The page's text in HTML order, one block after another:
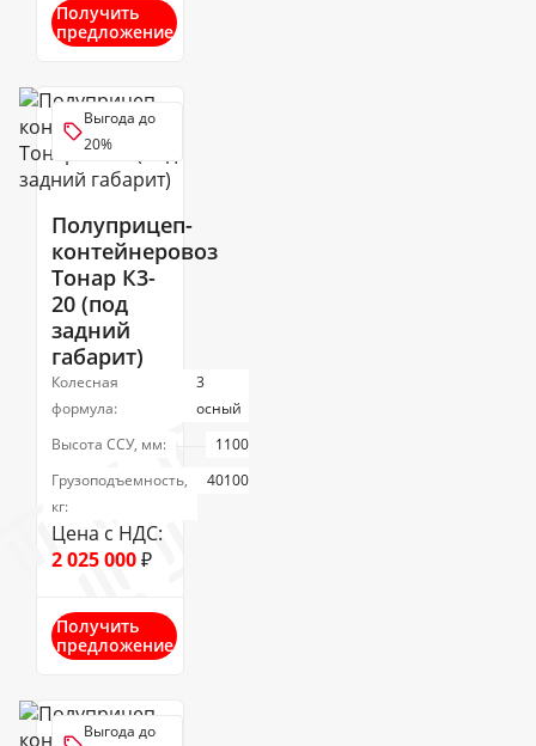
Получить
предложение
Выгода до
20%
Полуприцеп-
контейнеровоз
Тонар К3-
20 (под
задний
габарит)
Колесная
формула:
3
осный
Высота ССУ, мм:
1100
Грузоподъемность,
кг:
40100
Цена с НДС:
2 025 000₽
Получить
предложение
Выгода до